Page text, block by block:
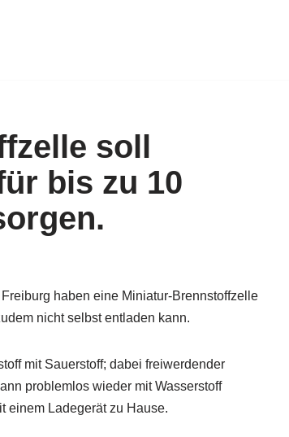
soll
bis zu 10
haben eine Miniatur-Brennstoffzelle
nicht selbst entladen kann.
mit Sauerstoff; dabei freiwerdender
problemlos wieder mit Wasserstoff
einem Ladegerät zu Hause.